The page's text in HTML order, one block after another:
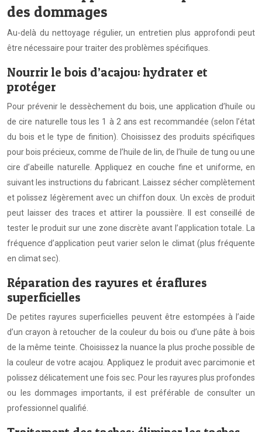
des dommages
Au-delà du nettoyage régulier, un entretien plus approfondi peut
être nécessaire pour traiter des problèmes spécifiques.
Nourrir le bois d’acajou: hydrater et
protéger
Pour prévenir le dessèchement du bois, une application d’huile ou
de cire naturelle tous les 1 à 2 ans est recommandée (selon l’état
du bois et le type de finition). Choisissez des produits spécifiques
pour bois précieux, comme de l’huile de lin, de l’huile de tung ou une
cire d’abeille naturelle. Appliquez en couche fine et uniforme, en
suivant les instructions du fabricant. Laissez sécher complètement
et polissez légèrement avec un chiffon doux. Un excès de produit
peut laisser des traces et attirer la poussière. Il est conseillé de
tester le produit sur une zone discrète avant l’application totale. La
fréquence d’application peut varier selon le climat (plus fréquente
en climat sec).
Réparation des rayures et éraflures
superficielles
De petites rayures superficielles peuvent être estompées à l’aide
d’un crayon à retoucher de la couleur du bois ou d’une pâte à bois
de la même teinte. Choisissez la nuance la plus proche possible de
la couleur de votre acajou. Appliquez le produit avec parcimonie et
polissez délicatement une fois sec. Pour les rayures plus profondes
ou les dommages importants, il est préférable de consulter un
professionnel qualifié.